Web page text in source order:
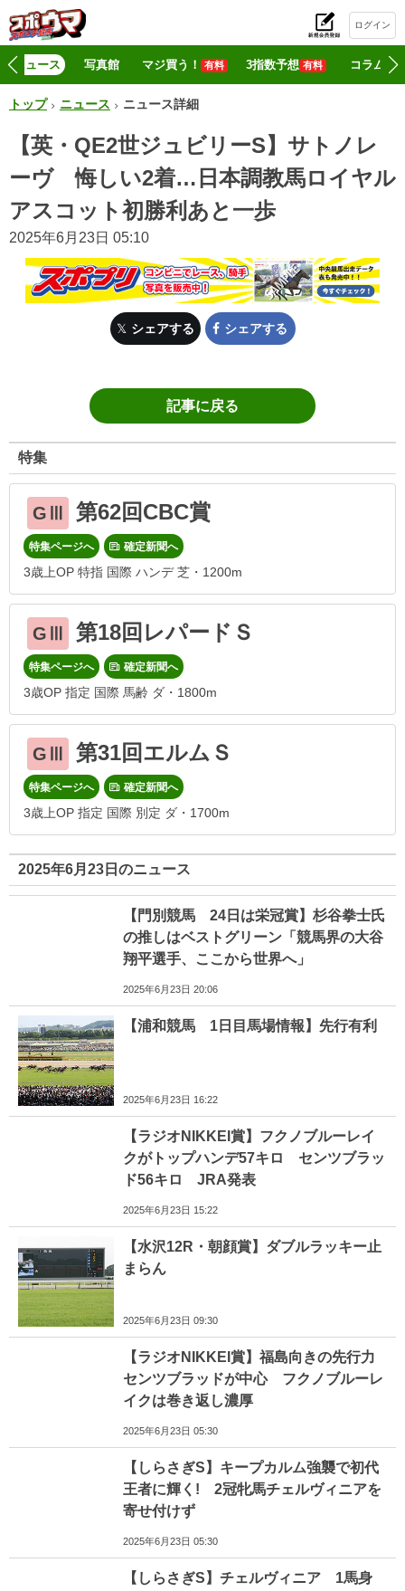
ログイン
ニュース 写真館 マジ買う！ 有料 3指数予想 有料 コラム
トップ ニュース ニュース詳細
【英・QE2世ジュビリーS】サトノレ
ーヴ 悔しい2着…日本調教馬ロイヤル
アスコット初勝利あと一歩
2025年6月23日 05:10
シェアする シェアする
記事に戻る
特集
GⅢ 第62回CBC賞
特集ページへ 確定新聞へ
3歳上OP 特指 国際 ハンデ 芝・1200m
GⅢ 第18回レパードＳ
特集ページへ 確定新聞へ
3歳OP 指定 国際 馬齢 ダ・1800m
GⅢ 第31回エルムＳ
特集ページへ 確定新聞へ
3歳上OP 指定 国際 別定 ダ・1700m
2025年6月23日のニュース
【門別競馬 24日は栄冠賞】杉谷拳士氏
の推しはベストグリーン「競馬界の大谷
翔平選手、ここから世界へ」
2025年6月23日 20:06
【浦和競馬 1日目馬場情報】先行有利
2025年6月23日 16:22
【ラジオNIKKEI賞】フクノブルーレイ
クがトップハンデ57キロ センツブラッ
ド56キロ JRA発表
2025年6月23日 15:22
【水沢12R・朝顔賞】ダブルラッキー止
まらん
2025年6月23日 09:30
【ラジオNIKKEI賞】福島向きの先行力
センツブラッドが中心 フクノブルーレ
イクは巻き返し濃厚
2025年6月23日 05:30
【しらさぎS】キープカルム強襲で初代
王者に輝く! 2冠牝馬チェルヴィニアを
寄せ付けず
2025年6月23日 05:30
【しらさぎS】チェルヴィニア 1馬身